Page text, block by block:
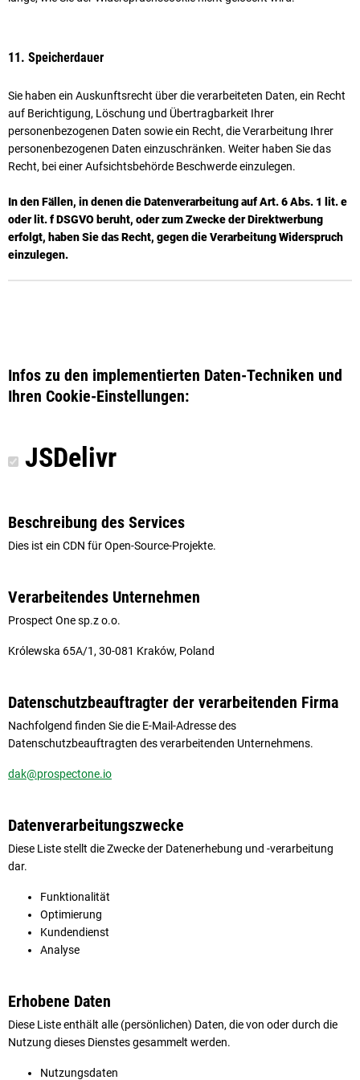
11. Speicherdauer
Sie haben ein Auskunftsrecht über die verarbeiteten Daten, ein Recht
auf Berichtigung, Löschung und Übertragbarkeit Ihrer
personenbezogenen Daten sowie ein Recht, die Verarbeitung Ihrer
personenbezogenen Daten einzuschränken. Weiter haben Sie das
Recht, bei einer Aufsichtsbehörde Beschwerde einzulegen.
In den Fällen, in denen die Datenverarbeitung auf Art. 6 Abs. 1 lit. e
oder lit. f DSGVO beruht, oder zum Zwecke der Direktwerbung
erfolgt, haben Sie das Recht, gegen die Verarbeitung Widerspruch
einzulegen.
Infos zu den implementierten Daten-Techniken und
Ihren Cookie-Einstellungen:
JSDelivr
Beschreibung des Services
Dies ist ein CDN für Open-Source-Projekte.
Verarbeitendes Unternehmen
Prospect One sp.z o.o.
Królewska 65A/1, 30-081 Kraków, Poland
Datenschutzbeauftragter der verarbeitenden Firma
Nachfolgend finden Sie die E-Mail-Adresse des
Datenschutzbeauftragten des verarbeitenden Unternehmens.
dak@prospectone.io
Datenverarbeitungszwecke
Diese Liste stellt die Zwecke der Datenerhebung und -verarbeitung
dar.
Funktionalität
Optimierung
Kundendienst
Analyse
Erhobene Daten
Diese Liste enthält alle (persönlichen) Daten, die von oder durch die
Nutzung dieses Dienstes gesammelt werden.
Nutzungsdaten